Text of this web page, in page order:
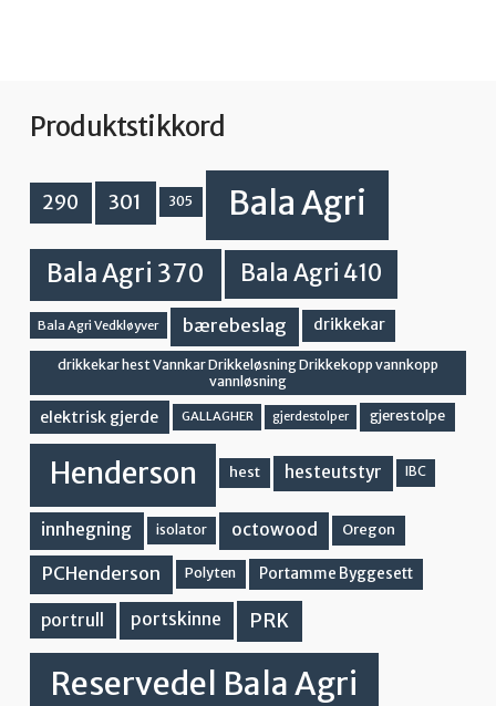
Produktstikkord
290 301 305 Bala Agri
Bala Agri 370 Bala Agri 410
Bala Agri Vedkløyver bærebeslag drikkekar
drikkekar hest Vannkar Drikkeløsning Drikkekopp vannkopp
vannløsning
elektrisk gjerde GALLAGHER gjerdestolper gjerestolpe
Henderson hest hesteutstyr IBC
innhegning isolator octowood Oregon
PCHenderson Polyten Portamme Byggesett
portrull portskinne PRK
Reservedel Bala Agri